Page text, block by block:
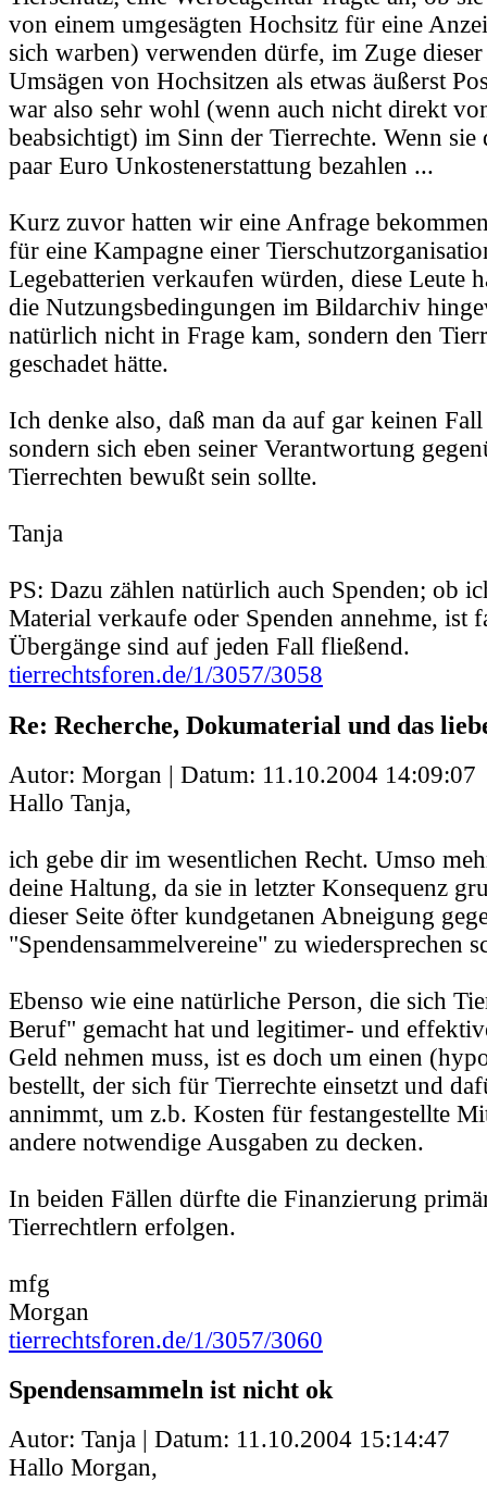
von einem umgesägten Hochsitz für eine
sich warben) verwenden dürfe, im Zuge
Umsägen von Hochsitzen als etwas äußerst
war also sehr wohl (wenn auch nicht direkt
beabsichtigt) im Sinn der Tierrechte. Wenn sie
paar Euro Unkostenerstattung bezahlen ...
Kurz zuvor hatten wir eine Anfrage
für eine Kampagne einer
Legebatterien verkaufen würden, diese Leute
die Nutzungsbedingungen im Bildarchiv
natürlich nicht in Frage kam, sondern den
geschadet hätte.
Ich denke also, daß man da auf gar keinen
sondern sich eben seiner Verantwortung
Tierrechten bewußt sein sollte.
Tanja
PS: Dazu zählen natürlich auch Spenden; ob
Material verkaufe oder Spenden annehme, ist
Übergänge sind auf jeden Fall fließend.
tierrechtsforen.de/1/3057/3058
Re: Recherche, Dokumaterial und das
Autor: Morgan | Datum: 11.10.2004 14:09:07
Hallo Tanja,
ich gebe dir im wesentlichen Recht. Umso
deine Haltung, da sie in letzter Konsequenz
dieser Seite öfter kundgetanen Abneigung
"Spendensammelvereine" zu wiedersprechen
Ebenso wie eine natürliche Person, die sich
Beruf" gemacht hat und legitimer- und
Geld nehmen muss, ist es doch um einen
bestellt, der sich für Tierrechte einsetzt und
annimmt, um z.b. Kosten für festangestellte
andere notwendige Ausgaben zu decken.
In beiden Fällen dürfte die Finanzierung
Tierrechtlern erfolgen.
mfg
Morgan
tierrechtsforen.de/1/3057/3060
Spendensammeln ist nicht ok
Autor: Tanja | Datum: 11.10.2004 15:14:47
Hallo Morgan,